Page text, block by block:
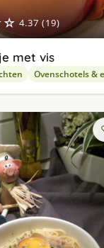
4.37 (19)
met vis
Ovenschotels &